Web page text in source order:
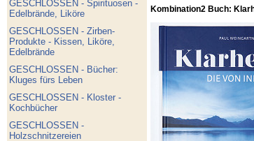
GESCHLOSSEN - Spirituosen -
Edelbrände, Liköre
GESCHLOSSEN - Zirben-
Produkte - Kissen, Liköre,
Edelbrände
GESCHLOSSEN - Bücher:
Kluges fürs Leben
GESCHLOSSEN - Kloster -
Kochbücher
GESCHLOSSEN -
Holzschnitzereien
Kombination2 Buch: